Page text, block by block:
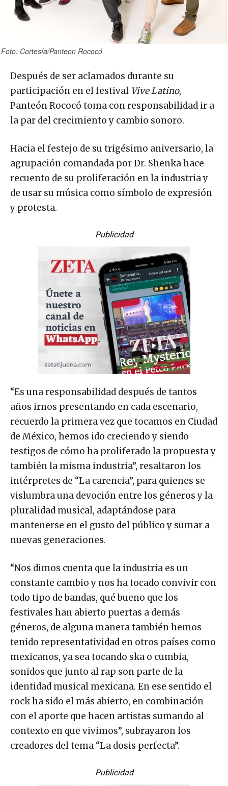
Foto: Cortesía/Panteon Rococó
Después de ser aclamados durante su
participación en el festival Vive Latino,
Panteón Rococó toma con responsabilidad ir a
la par del crecimiento y cambio sonoro.
Hacia el festejo de su trigésimo aniversario, la
agrupación comandada por Dr. Shenka hace
recuento de su proliferación en la industria y
de usar su música como símbolo de expresión
y protesta.
Publicidad
“Es una responsabilidad después de tantos
años irnos presentando en cada escenario,
recuerdo la primera vez que tocamos en Ciudad
de México, hemos ido creciendo y siendo
testigos de cómo ha proliferado la propuesta y
también la misma industria”, resaltaron los
intérpretes de “La carencia”, para quienes se
vislumbra una devoción entre los géneros y la
pluralidad musical, adaptándose para
mantenerse en el gusto del público y sumar a
nuevas generaciones.
“Nos dimos cuenta que la industria es un
constante cambio y nos ha tocado convivir con
todo tipo de bandas, qué bueno que los
festivales han abierto puertas a demás
géneros, de alguna manera también hemos
tenido representatividad en otros países como
mexicanos, ya sea tocando ska o cumbia,
sonidos que junto al rap son parte de la
identidad musical mexicana. En ese sentido el
rock ha sido el más abierto, en combinación
con el aporte que hacen artistas sumando al
contexto en que vivimos”, subrayaron los
creadores del tema “La dosis perfecta”.
Publicidad